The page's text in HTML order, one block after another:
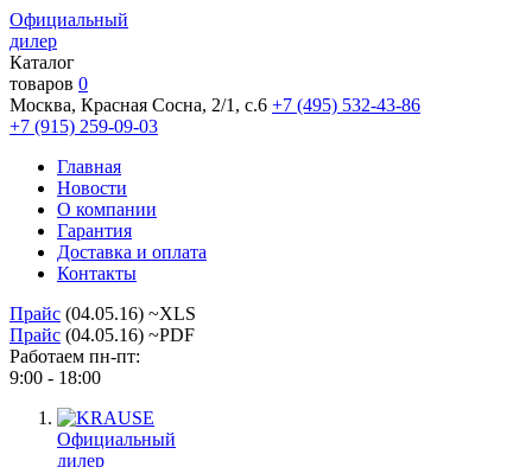
Официальный
дилер
Каталог
товаров 0
Москва, Красная Сосна, 2/1, с.6 +7 (495) 532-43-86
+7 (915) 259-09-03
Главная
Новости
О компании
Гарантия
Доставка и оплата
Контакты
Прайс (04.05.16) ~XLS
Прайс (04.05.16) ~PDF
Работаем пн-пт:
9:00 - 18:00
Официальный
дилер